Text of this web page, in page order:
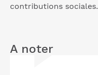
contributions sociales.
A noter